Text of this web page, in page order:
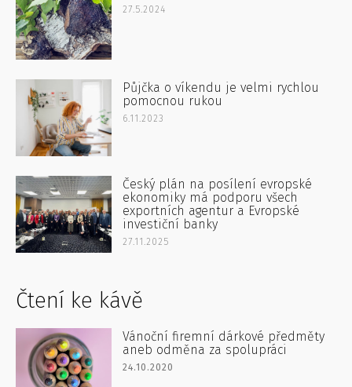
27.5.2024
Půjčka o víkendu je velmi rychlou
pomocnou rukou
6.11.2023
Český plán na posílení evropské
ekonomiky má podporu všech
exportních agentur a Evropské
investiční banky
27.11.2025
Čtení ke kávě
Vánoční firemní dárkové předměty
aneb odměna za spolupráci
24.10.2020